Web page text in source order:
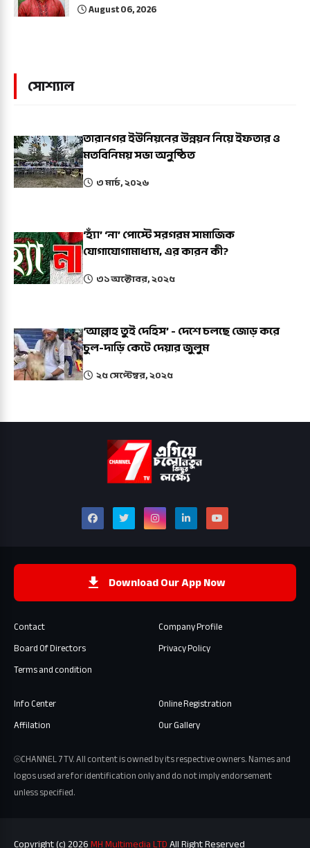
August 06, 2026
সোশ্যাল
তারানগর ইউনিয়নের উন্নয়ন নিয়ে ইফতার ও
মতবিনিময় সভা অনুষ্ঠিত
৩ মার্চ, ২০২৬
‘হ্যাঁ’ ‘না’ পোস্টে সরগরম সামাজিক
যোগাযোগামাধ্যম, এর কারন কী?
৩১ অক্টোবর, ২০২৫
‘আল্লাহ তুই দেহিস’ - দেশে চলছে জোড় করে
চুল-দাড়ি কেটে দেয়ার জুলুম
২৫ সেপ্টেম্বর, ২০২৫
Download Our App Now
Contact
Company Profile
Board Of Directors
Privacy Policy
Terms and condition
Info Center
Online Registration
Affilation
Our Gallery
⦾CHANNEL 7 TV. All content is owned by its respective owners. Names and
logos used are for identification only and do not imply endorsement
unless specified.